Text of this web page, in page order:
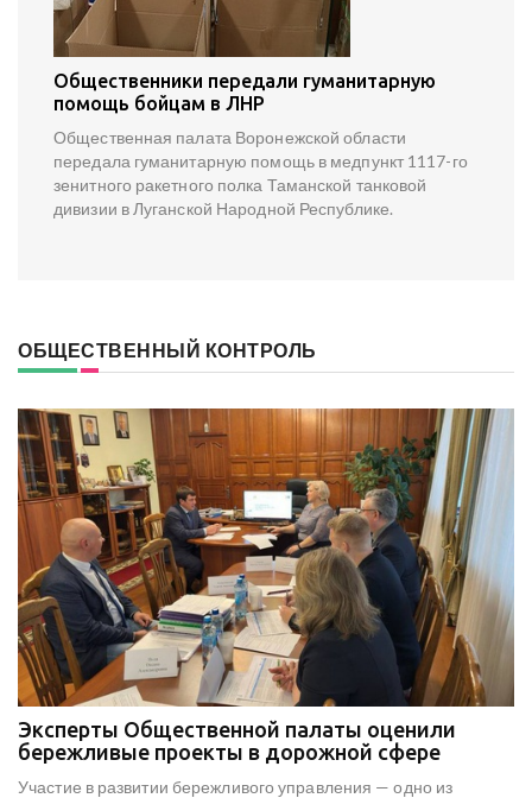
Общественники передали гуманитарную
помощь бойцам в ЛНР
Общественная палата Воронежской области
передала гуманитарную помощь в медпункт 1117-го
зенитного ракетного полка Таманской танковой
дивизии в Луганской Народной Республике.
ОБЩЕСТВЕННЫЙ КОНТРОЛЬ
Эксперты Общественной палаты оценили
бережливые проекты в дорожной сфере
Участие в развитии бережливого управления — одно из